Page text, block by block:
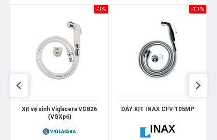
-3%
Xịt vệ sinh Viglacera VG826
(VGXp6)
-13%
DÂY XỊT INAX CFV-105MP